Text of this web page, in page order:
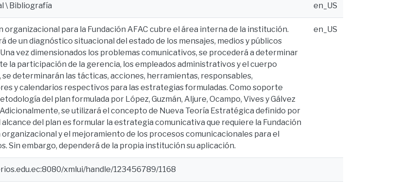
\ Bibliografía en_US
organizacional para la Fundación AFAC cubre el área interna de la institución.
de un diagnóstico situacional del estado de los mensajes, medios y públicos
vez dimensionados los problemas comunicativos, se procederá a determinar
la participación de la gerencia, los empleados administrativos y el cuerpo
se determinarán las tácticas, acciones, herramientas, responsables,
y calendarios respectivos para las estrategias formuladas. Como soporte
del plan formulada por López, Guzmán, Aljure, Ocampo, Vives y Gálvez
se utilizará el concepto de Nueva Teoría Estratégica definido por
alcance del plan es formular la estrategia comunicativa que requiere la Fundación
y el mejoramiento de los procesos comunicacionales para el
Sin embargo, dependerá de la propia institución su aplicación.
en_US
xmlui/handle/123456789/1168